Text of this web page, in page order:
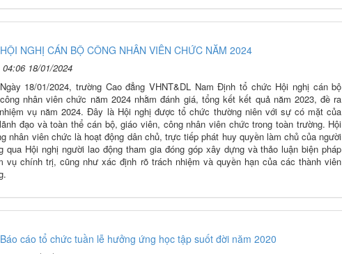
HỘI NGHỊ CÁN BỘ CÔNG NHÂN VIÊN CHỨC NĂM 2024
04:06 18/01/2024
Ngày 18/01/2024, trường Cao đẳng VHNT&DL Nam Định tổ chức Hội nghị cán bộ
công nhân viên chức năm 2024 nhằm đánh giá, tổng kết kết quả năm 2023, đề ra
vụ năm 2024. Đây là Hội nghị được tổ chức thường niên với sự có mặt của
đạo và toàn thể cán bộ, giáo viên, công nhân viên chức trong toàn trường. Hội
nhân viên chức là hoạt động dân chủ, trực tiếp phát huy quyền làm chủ của người
qua Hội nghị người lao động tham gia đóng góp xây dựng và thảo luận biện pháp
vụ chính trị, cũng như xác định rõ trách nhiệm và quyền hạn của các thành viên
Báo cáo tổ chức tuần lễ hưởng ứng học tập suốt đời năm 2020